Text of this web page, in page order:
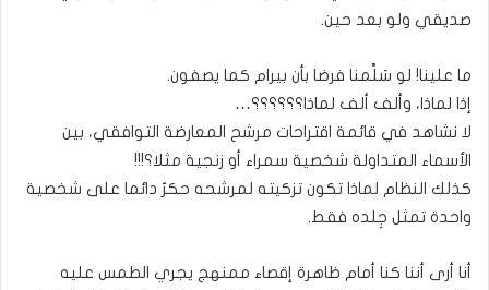
صديقي ولو بعد حين.
ما علينا! لو سَلَّمنا فرضا بأن بيرام كما يصفون.
إذا لماذا، وألف ألف لماذا؟؟؟؟؟؟…
لا نشاهد في قائمة اقتراحات مرشح المعارضة التوافقي، بين
الأسماء المتداولة شخصية سمراء أو زنجية مثلا؟!!!
كذلك النظام لماذا تكون تزكيته لمرشحه حكرٌ دائما على شخصية
واحدة تمثل جِلده فقط.
أنا أرى أننا كنا أمام ظاهرة إقصاء ممنهج يجري الطمس عليه